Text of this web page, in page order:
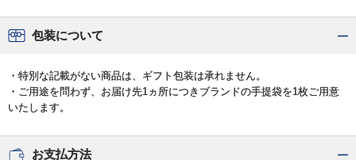
包装について
・特別な記載がない商品は、ギフト包装は承れません。
・ご用途を問わず、お届け先1ヵ所につきブランドの手提袋を1枚ご用意
いたします。
お支払方法